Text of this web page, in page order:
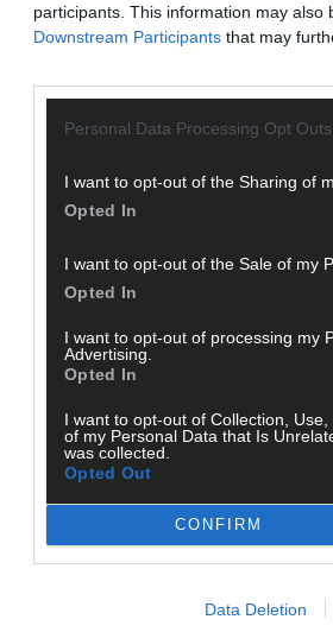
participants. This information may
Downstream Participants that may
Personal Data Processing Opt Outs
I want to opt-out of the Sharing of
Opted In
I want to opt-out of the Sale of my
Opted In
I want to opt-out of processing my
Advertising.
Opted In
I want to opt-out of Collection,
of my Personal Data that Is
was collected.
Opted Out
CONFIRM
Data Deletion